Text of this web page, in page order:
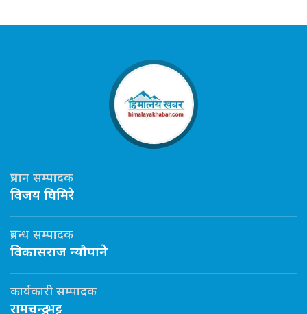
प्रधान सम्पादक
विजय घिमिरे
प्रबन्ध सम्पादक
विकासराज न्यौपाने
कार्यकारी सम्पादक
रामचन्द्र भट्ट